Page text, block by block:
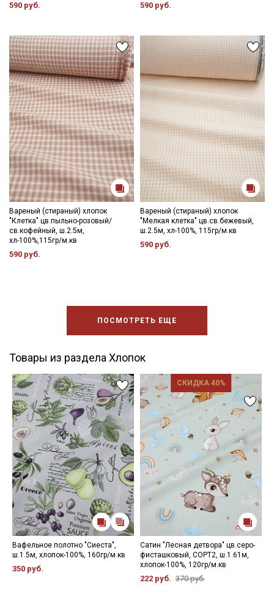
590 руб. 590 руб.
Вареный (стираный) хлопок
"Клетка" цв.пыльно-розовый/
св.кофейный, ш.2.5м,
хл-100%,115гр/м.кв
590 руб.
Вареный (стираный) хлопок
"Мелкая клетка" цв.св.бежевый,
ш.2.5м, хл-100%, 115гр/м.кв
590 руб.
ПОСМОТРЕТЬ ЕЩЕ
Товары из раздела Хлопок
Вафельное полотно "Сиеста",
ш.1.5м, хлопок-100%, 160гр/м.кв
350 руб.
СКИДКА 40%
Сатин "Лесная детвора" цв.серо-
фисташковый, СОРТ2, ш.1.61м,
хлопок-100%, 120гр/м.кв
222 руб. 370 руб.